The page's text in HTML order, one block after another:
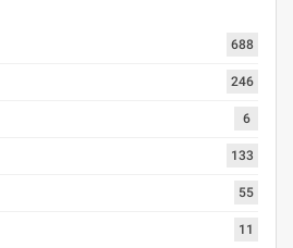
688
246
6
133
55
11